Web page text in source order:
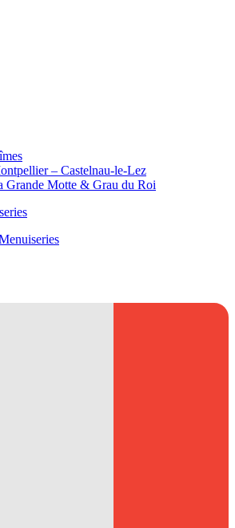
– Castelnau-le-Lez
Grande Motte & Grau du Roi